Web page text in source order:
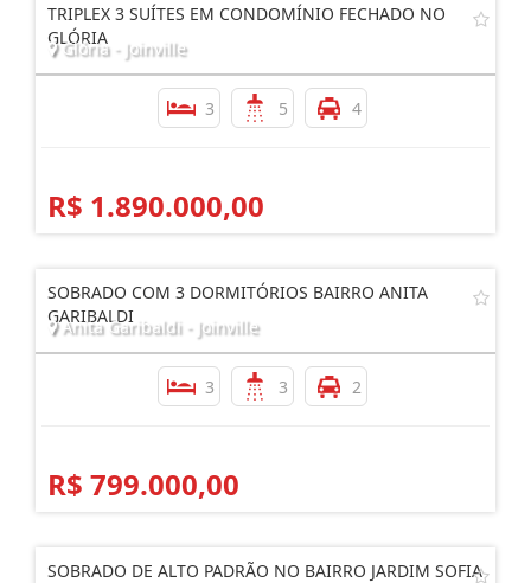
TRIPLEX 3 SUÍTES EM CONDOMÍNIO FECHADO NO
GLÓRIA
Glória - Joinville
3 5 4
R$ 1.890.000,00
SOBRADO COM 3 DORMITÓRIOS BAIRRO ANITA
GARIBALDI
Anita Garibaldi - Joinville
3 3 2
R$ 799.000,00
SOBRADO DE ALTO PADRÃO NO BAIRRO JARDIM SOFIA